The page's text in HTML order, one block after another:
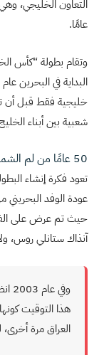
عامًا.
وتقام بطولة “كأس
خليجية فقط قبل أن
شعبية بين أبناء
50 عامًا من لم الشمل
عودة الوفد البحريني
حيث تم عرض على
آنذاك ستانلي روس،
هذا التوقيت
العراق مرة أخرى،